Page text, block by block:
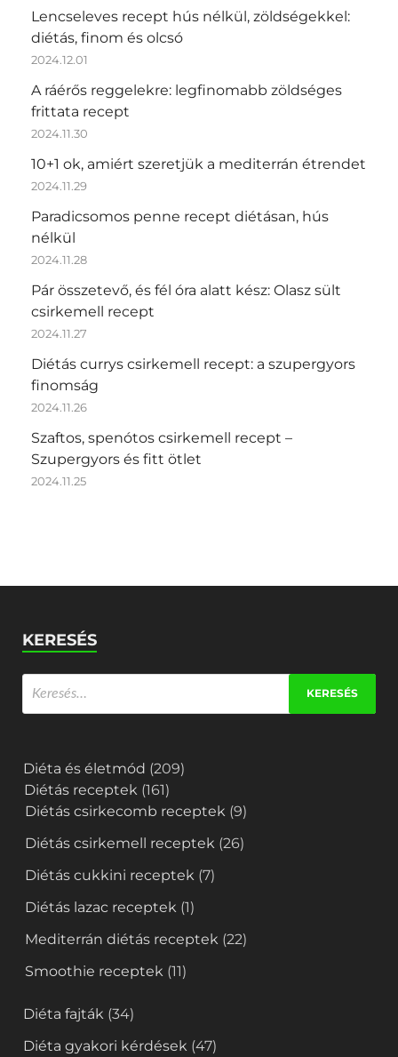
Lencseleves recept hús nélkül, zöldségekkel:
diétás, finom és olcsó
2024.12.01
A ráérős reggelekre: legfinomabb zöldséges
frittata recept
2024.11.30
10+1 ok, amiért szeretjük a mediterrán étrendet
2024.11.29
Paradicsomos penne recept diétásan, hús
nélkül
2024.11.28
Pár összetevő, és fél óra alatt kész: Olasz sült
csirkemell recept
2024.11.27
Diétás currys csirkemell recept: a szupergyors
finomság
2024.11.26
Szaftos, spenótos csirkemell recept –
Szupergyors és fitt ötlet
2024.11.25
KERESÉS
Diéta és életmód (209)
Diétás receptek (161)
Diétás csirkecomb receptek (9)
Diétás csirkemell receptek (26)
Diétás cukkini receptek (7)
Diétás lazac receptek (1)
Mediterrán diétás receptek (22)
Smoothie receptek (11)
Diéta fajták (34)
Diéta gyakori kérdések (47)